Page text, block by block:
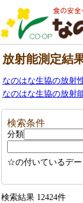
放射能測定結
なのはな生協の放射
なのはな生協の放射
検索条件
分類
☆の付いているデー
検索結果 12424件